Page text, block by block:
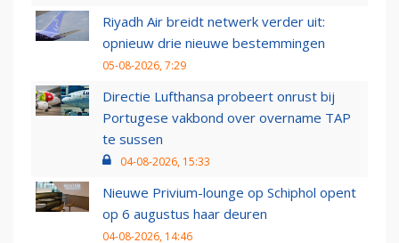
Riyadh Air breidt netwerk verder uit:
opnieuw drie nieuwe bestemmingen
05-08-2026, 7:29
Directie Lufthansa probeert onrust bij
Portugese vakbond over overname TAP
te sussen
04-08-2026, 15:33
Nieuwe Privium-lounge op Schiphol opent
op 6 augustus haar deuren
04-08-2026, 14:46